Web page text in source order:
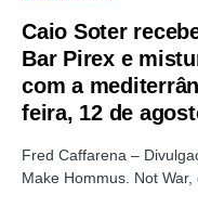
Caio Soter
Bar Pirex e
com a
feira, 12 de
Fred Caffarena –
Make Hommus. Not